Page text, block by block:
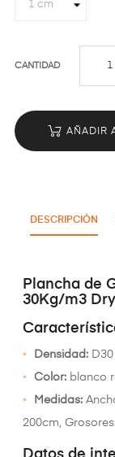
CANTIDAD
AÑADIR
DESCRIPCIÓN
Plancha de
30Kg/m3
Densidad:
Color: blanco
Medidas:
200cm,